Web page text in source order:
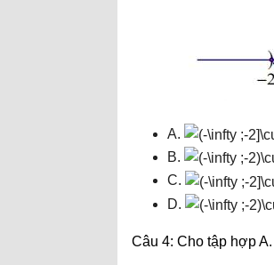
A.
B.
C.
D.
Câu 4: Cho tập hợp